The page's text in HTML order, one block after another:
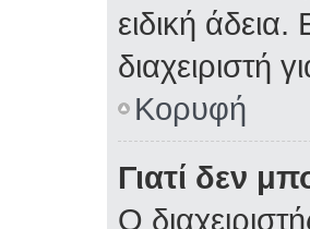
ειδική
διαχειριστή
Κορυφή
Γιατί δεν
Ο